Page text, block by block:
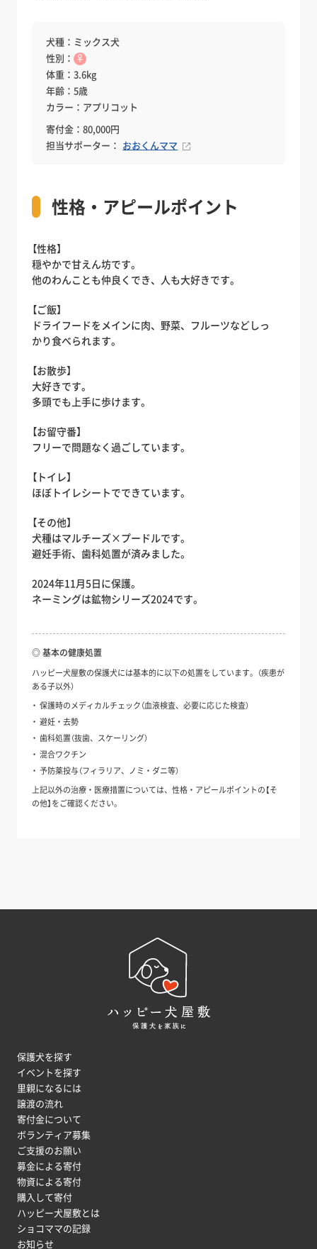
犬種：ミックス犬
性別：♀
体重：3.6kg
年齢：5歳
カラー：アプリコット
寄付金：80,000円
担当サポーター： おおくんママ
性格・アピールポイント
【性格】
穏やかで甘えん坊です。
他のわんことも仲良くでき、人も大好きです。
【ご飯】
ドライフードをメインに肉、野菜、フルーツなどしっ
かり食べられます。
【お散歩】
大好きです。
多頭でも上手に歩けます。
【お留守番】
フリーで問題なく過ごしています。
【トイレ】
ほぼトイレシートでできています。
【その他】
犬種はマルチーズ×プードルです。
避妊手術、歯科処置が済みました。
2024年11月5日に保護。
ネーミングは鉱物シリーズ2024です。
◎ 基本の健康処置
ハッピー犬屋敷の保護犬には基本的に以下の処置をしています。（疾患が
ある子以外）
保護時のメディカルチェック（血液検査、必要に応じた検査）
避妊・去勢
歯科処置（抜歯、スケーリング）
混合ワクチン
予防薬投与（フィラリア、ノミ・ダニ等）
上記以外の治療・医療措置については、性格・アピールポイントの【そ
の他】をご確認ください。
保護犬を探す
イベントを探す
里親になるには
譲渡の流れ
寄付金について
ボランティア募集
ご支援のお願い
募金による寄付
物資による寄付
購入して寄付
ハッピー犬屋敷とは
ショコママの記録
お知らせ